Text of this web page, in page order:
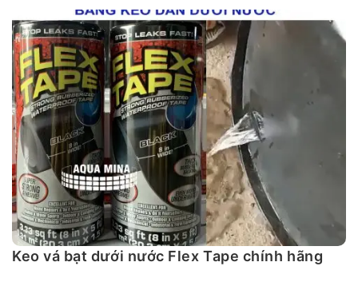
Vi
Bọt
Khí
Ventek
Hướng
dẫn
lắp
đặt
Quy
định
Blog
chia
Keo vá bạt dưới nước Flex Tape chính hãng